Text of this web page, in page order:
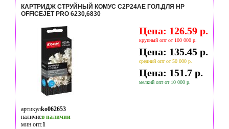
КАРТРИДЖ СТРУЙНЫЙ КОМУС C2P24AE ГОЛ.ДЛЯ HP
OFFICEJET PRO 6230,6830
Цена: 126.59 р.
крупный опт от 100 000 р.
Цена: 135.45 р.
средний опт от 50 000 р.
Цена: 151.7 р.
мелкий опт от 10 000 р.
артикулko062653
наличиев наличии
мин опт.1